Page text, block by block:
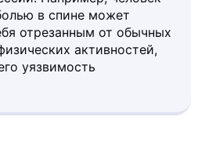
в спине может
отрезанным от обычных
активностей,
уязвимость